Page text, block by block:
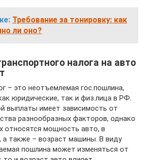
Требование за тонировку: как
ли оно?
налога на авто
– это неотъемлемая гос.пошлина,
юридические, так и физ.лица в РФ.
выплаты имеет зависимость от
разнообразных факторов, однако
относятся мощность авто, в
а также – возраст машины. В виду
пошлина может изменяться от